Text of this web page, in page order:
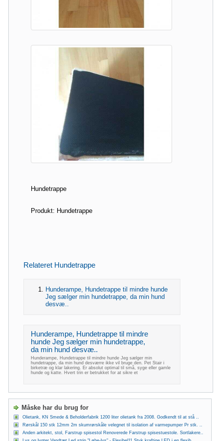
Hundetrappe
Produkt: Hundetrappe
Relateret Hundetrappe
Hunderampe, Hundetrappe til mindre hunde
Jeg sælger min hundetrappe, da min hund
desvæ..
Hunderampe, Hundetrappe til mindre
hunde Jeg sælger min hundetrappe,
da min hund desvæ..
Hunderampe, Hundetrappe til mindre hunde Jeg sælger min
hundetrappe, da min hund desværre ikke vil bruge den. Pet Stair i
birketræ og klar lakering. Er absolut optimal til små, syge eller gamle
hunde og katte. Hvert trin er betrukket for at sikre et
Måske har du brug for
Olietank, KN Smede & Beholderfabrik 1200 liter olietank fra 2008. Godkendt til at stå ..
Rørskål 150 stk 12mm 2m skumrørskåle velegnet til isolation af varmepumper Pr stk. ..
Anden arkitekt, stol, Farstrup spisestol Renoverede Farstrup spisestuestole. Sortlakere..